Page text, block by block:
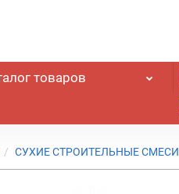
товаров
СУХИЕ СТРОИТЕЛЬНЫЕ СМЕСИ